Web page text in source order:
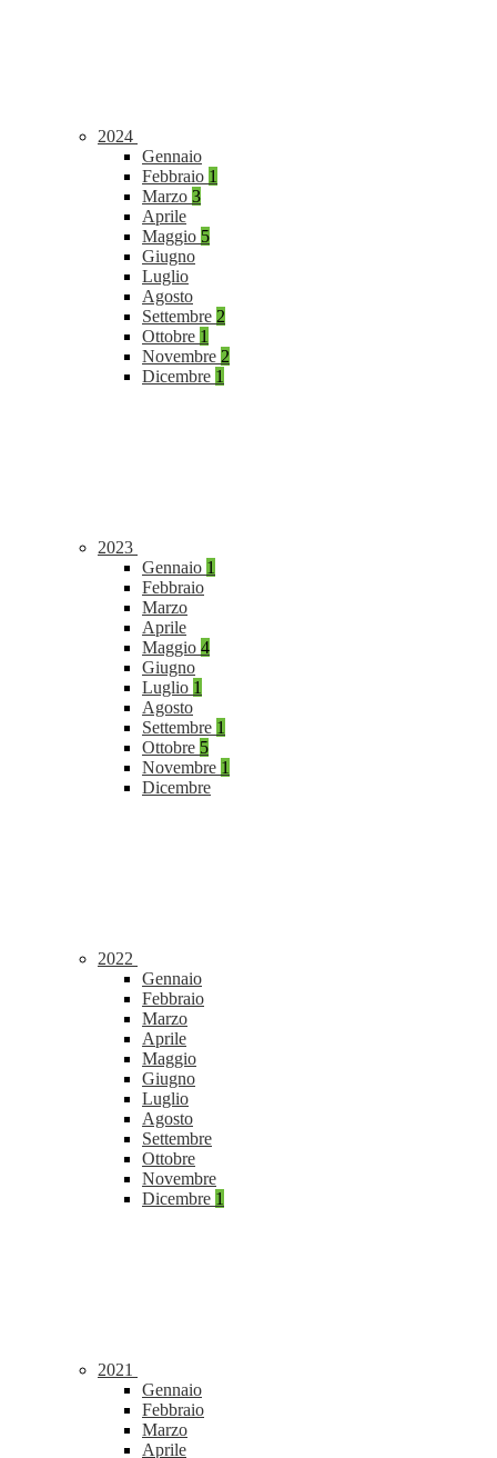
2024
Gennaio
Febbraio 1
Marzo 3
Aprile
Maggio 5
Giugno
Luglio
Agosto
Settembre 2
Ottobre 1
Novembre 2
Dicembre 1
2023
Gennaio 1
Febbraio
Marzo
Aprile
Maggio 4
Giugno
Luglio 1
Agosto
Settembre 1
Ottobre 5
Novembre 1
Dicembre
2022
Gennaio
Febbraio
Marzo
Aprile
Maggio
Giugno
Luglio
Agosto
Settembre
Ottobre
Novembre
Dicembre 1
2021
Gennaio
Febbraio
Marzo
Aprile